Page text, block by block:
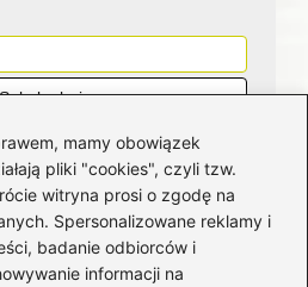
mamy obowiązek
pliki "cookies", czyli tzw.
witryna prosi o zgodę na
Spersonalizowane reklamy i
badanie odbiorców i
informacji na